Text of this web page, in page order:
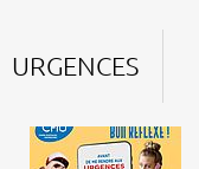
URGENCES